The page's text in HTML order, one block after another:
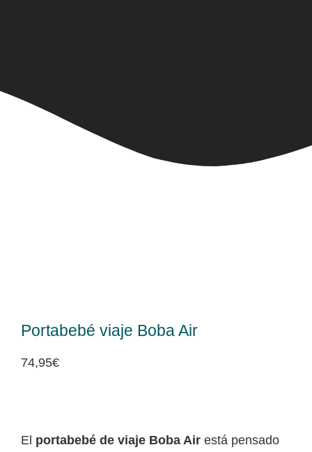
Portabebé viaje Boba Air
74,95€
El portabebé de viaje Boba Air está pensado